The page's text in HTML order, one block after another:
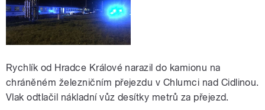
Rychlík od Hradce Králové narazil do kamionu na
chráněném železničním přejezdu v Chlumci nad Cidlinou.
Vlak odtlačil nákladní vůz desítky metrů za přejezd.